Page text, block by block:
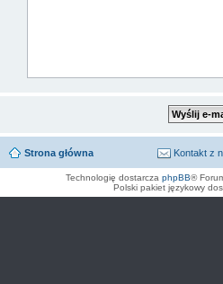
Strona główna Kontakt z
Technologię dostarcza phpBB®
Polski pakiet językowy